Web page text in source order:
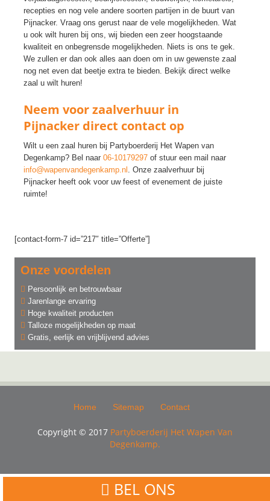
recepties en nog vele andere soorten partijen in de buurt van
Pijnacker. Vraag ons gerust naar de vele mogelijkheden. Wat
u ook wilt huren bij ons, wij bieden een zeer hoogstaande
kwaliteit en onbegrensde mogelijkheden. Niets is ons te gek.
We zullen er dan ook alles aan doen om in uw gewenste zaal
nog net even dat beetje extra te bieden. Bekijk direct welke
zaal u wilt huren!
Neem voor zaalverhuur in
Pijnacker direct contact op
Wilt u een zaal huren bij Partyboerderij Het Wapen van
Degenkamp? Bel naar 06-10179297 of stuur een mail naar
info@wapenvandegenkamp.nl . Onze zaalverhuur bij
Pijnacker heeft ook voor uw feest of evenement de juiste
ruimte!
[contact-form-7 id=”217″ title=”Offerte”]
Onze voordelen
Persoonlijk en betrouwbaar
Jarenlange ervaring
Hoge kwaliteit producten
Talloze mogelijkheden op maat
Gratis, eerlijk en vrijblijvend advies
Home Sitemap Contact
Copyright © 2017 Partyboerderij Het Wapen Van
Degenkamp.
BEL ONS